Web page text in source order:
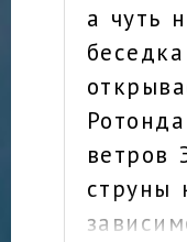
а чуть
ветров
струны